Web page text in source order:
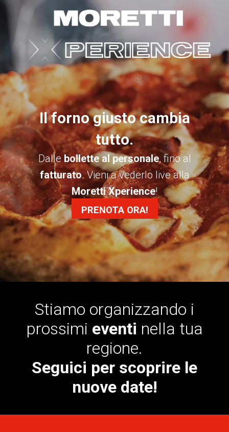
Il forno giusto cambia
tutto.
Dallebollette al personale, fino al
fatturato. Vieni a vederlo live alla
Moretti Xperience!
PRENOTA ORA!
Stiamo organizzando i
prossimi eventi nella tua
regione.
Seguici per scoprire le
nuove date!